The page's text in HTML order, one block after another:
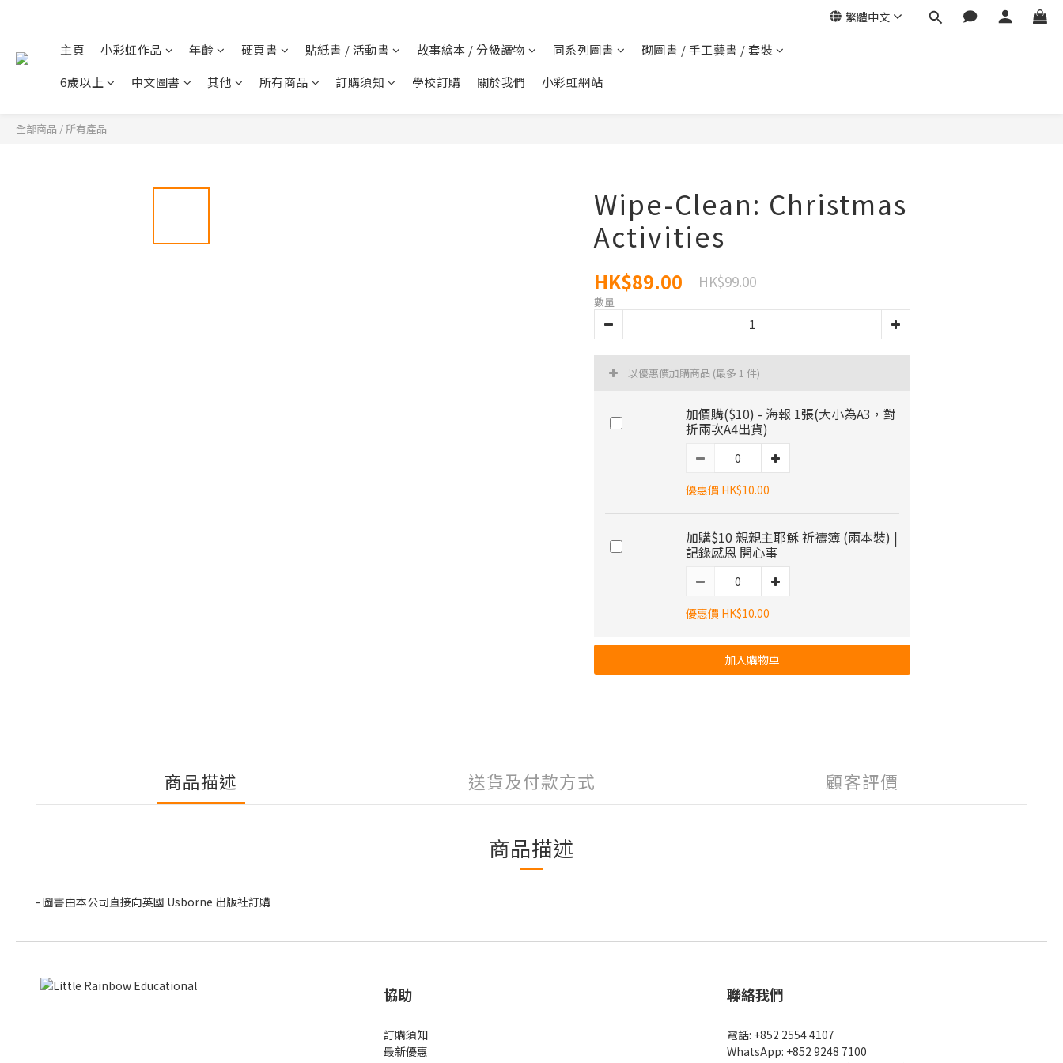
繁體中文
主頁 小彩虹作品 年齡 硬頁書 貼紙書 / 活動書 故事繪本 / 分級讀物 同系列圖書
砌圖書 / 手工藝書 / 套裝
6歲以上
中文圖書 其他 所有商品 訂購須知 學校訂購 關於我們 小彩虹網站
全部商品 / 所有產品
Wipe-Clean: Christmas
Activities
HK$89.00 HK$99.00
數量
以優惠價加購商品 (最多 1 件)
加價購($10) - 海報 1張(大小為A3，對
折兩次A4出貨)
優惠價 HK$10.00
加購$10 親親主耶穌 祈禱簿 (兩本裝) |
記錄感恩 開心事
優惠價 HK$10.00
加入購物車
商品描述 送貨及付款方式 顧客評價
商品描述
- 圖書由本公司直接向英國 Usborne 出版社訂購
協助
訂購須知
最新優惠
聯絡我們
電話: +852 2554 4107
WhatsApp: +852 9248 7100